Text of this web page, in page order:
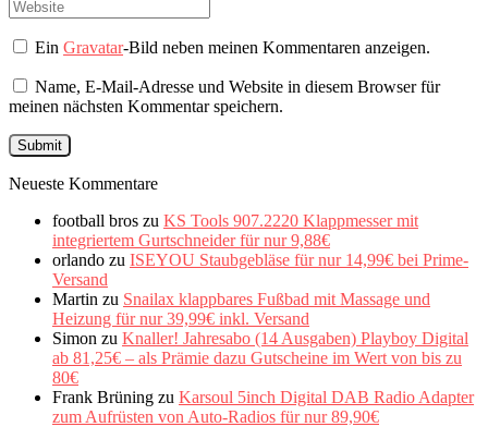
EinGravatar-Bild neben meinen Kommentaren anzeigen.
Name, E-Mail-Adresse und Website in diesem Browser für
meinen nächsten Kommentar speichern.
Neueste Kommentare
football bros zu KS Tools 907.2220 Klappmesser mit
integriertem Gurtschneider für nur 9,88€
orlando zu ISEYOU Staubgebläse für nur 14,99€ bei Prime-
Versand
Martin zu Snailax klappbares Fußbad mit Massage und
Heizung für nur 39,99€ inkl. Versand
Simon zu Knaller! Jahresabo (14 Ausgaben) Playboy Digital
ab 81,25€ – als Prämie dazu Gutscheine im Wert von bis zu
80€
Frank Brüning zu Karsoul 5inch Digital DAB Radio Adapter
zum Aufrüsten von Auto-Radios für nur 89,90€